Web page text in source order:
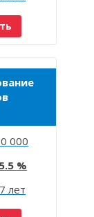
000
5.5
лет